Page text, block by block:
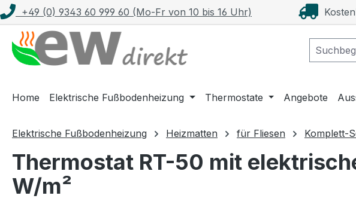
Hauptinhalt springen
Zur Suche springen
Zur Hauptnavigation springen
+49 (0) 9343 60 999 60 (Mo-Fr von 10 bis 16 Uhr)
Home Elektrische Fußbodenheizung Thermostate Angebote
Elektrische Fußbodenheizung Heizmatten für Fliesen Komplett-
Thermostat RT-50 mit
W/m²